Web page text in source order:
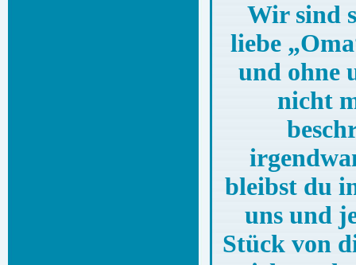
Wir sind
liebe
und ohne
nicht
bleibst du
uns und
Stück von